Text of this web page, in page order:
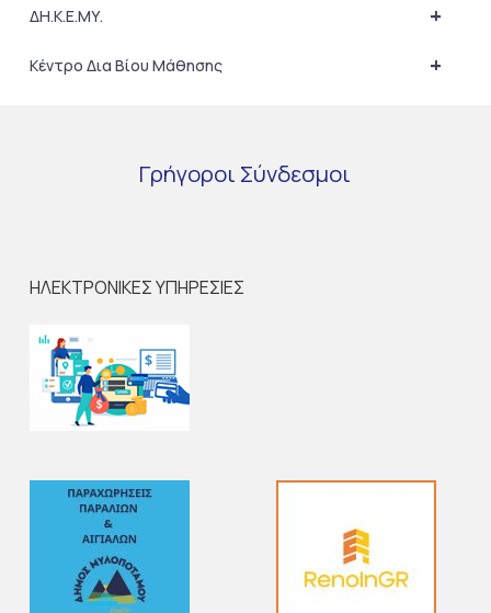
+
ΔΗ.Κ.Ε.ΜΥ.
+
Κέντρο Δια Βίου Μάθησης
Γρήγοροι Σύνδεσμοι
ΗΛΕΚΤΡΟΝΙΚΕΣ ΥΠΗΡΕΣΙΕΣ